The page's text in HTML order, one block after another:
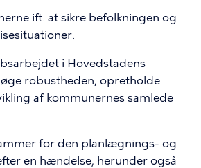
ift. at sikre befolkningen og
i Hovedstadens
robustheden, opretholde
af kommunernes samlede
for den planlægnings- og
en hændelse, herunder også